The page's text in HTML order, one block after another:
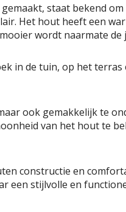
staat bekend
Het hout heeft een
wordt naarmate
in de tuin, op het
ook gemakkelijk te
van het hout te
constructie en
een stijlvolle en